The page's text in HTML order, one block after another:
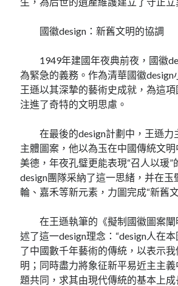
國徽design：新舊文明的協調
1949年建國年夜典前夜，國徽
為緊急的義務。作為清華國徽design
王遜以其深摯的藝術史成就，為這
注進了奇特的文明思慮。
在最後的design計劃中，王遜力
主體圖案，他以為玉在中國傳統文
美德，年夜孔璧更能表現“召人以瑗
design團隊采納了這一思緒，并在玉
輪、嘉禾等新元素，力圖完成“新舊
在王遜執筆的《擬制國徽圖案
述了這一design理念：“design人在
了中國數千年藝術的傳統，以表示
明；同時盡力將象征新平易近主主
題共同，求其由現代傳統的基本上成